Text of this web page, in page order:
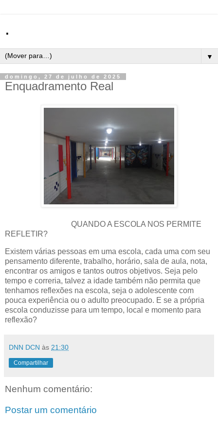
.
▼
domingo, 27 de julho de 2025
Enquadramento Real
QUANDO A ESCOLA NOS PERMITE
REFLETIR?
Existem várias pessoas em uma escola, cada uma com seu
pensamento diferente, trabalho, horário, sala de aula, nota,
encontrar os amigos e tantos outros objetivos. Seja pelo
tempo e correria, talvez a idade também não permita que
tenhamos reflexões na escola, seja o adolescente com
pouca experiência ou o adulto preocupado. E se a própria
escola conduzisse para um tempo, local e momento para
reflexão?
DNN DCN às 21:30
Compartilhar
Nenhum comentário:
Postar um comentário